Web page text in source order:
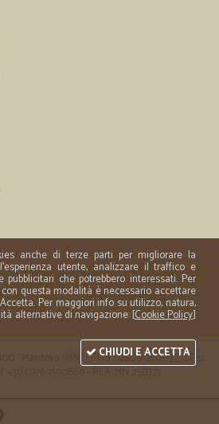
- Mantova (MN) - P.iva 02508120207 - C.Fisc
0376 1590669 - REA: MN 258721
anche di terze parti per migliorare la
utente, analizzare il traffico e
pubblicitari che potrebbero interessati. Per
questa modalità è necessario accettare
Per maggiori info su utilizzo, natura,
alternative di navigazione: [Cookie Policy]
CHIUDI E ACCETTA